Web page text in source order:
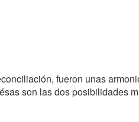
fueron unas
son las dos posibilidades